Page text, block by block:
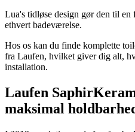
Lua's tidløse design gør den til en
ethvert badeværelse.
Hos os kan du finde komplette
fra Laufen, hvilket giver dig alt,
installation.
Laufen
maksimal